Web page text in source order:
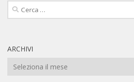
Ricerca
per:
ARCHIVI
Archivi